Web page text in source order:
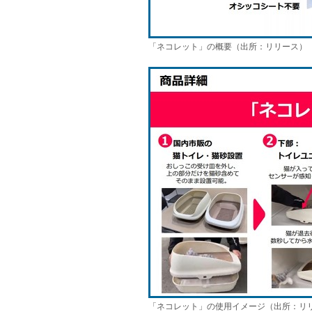
「ネコレット」の概要（出所：リリース）
「ネコレット」の使用イメージ（出所：リ